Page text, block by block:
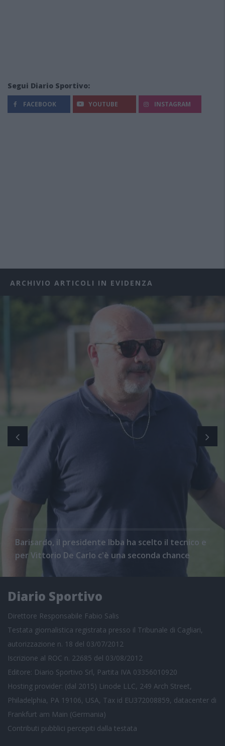
Segui Diario Sportivo:
FACEBOOK YOUTUBE INSTAGRAM
ARCHIVIO ARTICOLI IN EVIDENZA
Barisardo, il presidente Ibba ha scelto il tecnico e
per Vittorio De Carlo c'è una seconda chance
Diario Sportivo
Direttore Responsabile Fabio Salis
Testata giornalistica registrata presso il Tribunale di Cagliari,
autorizzazione n. 18 del 03/07/2012
Iscrizione al ROC n. 22685 del 03/08/2012
Editore: Diario Sportivo Srl, Partita IVA 03356010920
Hosting provider: (dal 2015) Linode LLC, 249 Arch Street,
Philadelphia, PA 19106, USA, Tax id EU372008859, datacenter di
Frankfurt am Main (Germania)
Contributi pubblici percepiti dalla testata